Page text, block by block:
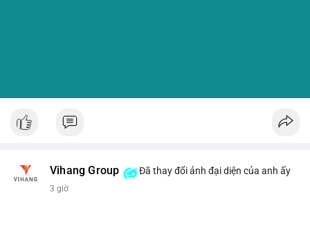
Vihang Group Đã thay đổi ảnh đại diện của anh ấy
3 giờ